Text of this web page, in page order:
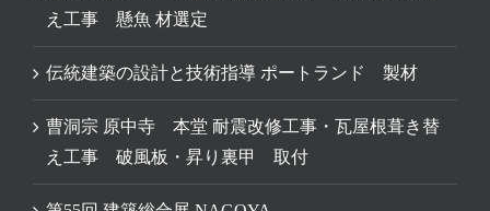
え工事 懸魚 材選定
伝統建築の設計と技術指導 ポートランド 製材
曹洞宗 原中寺 本堂 耐震改修工事・瓦屋根葺き替
え工事 破風板・昇り裏甲 取付